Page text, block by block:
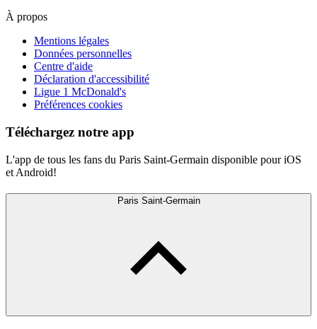
À propos
Mentions légales
Données personnelles
Centre d'aide
Déclaration d'accessibilité
Ligue 1 McDonald's
Préférences cookies
Téléchargez notre app
L'app de tous les fans du Paris Saint-Germain disponible pour iOS
et Android!
Paris Saint-Germain